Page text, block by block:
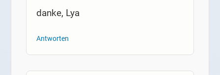
danke, Lya
Antworten